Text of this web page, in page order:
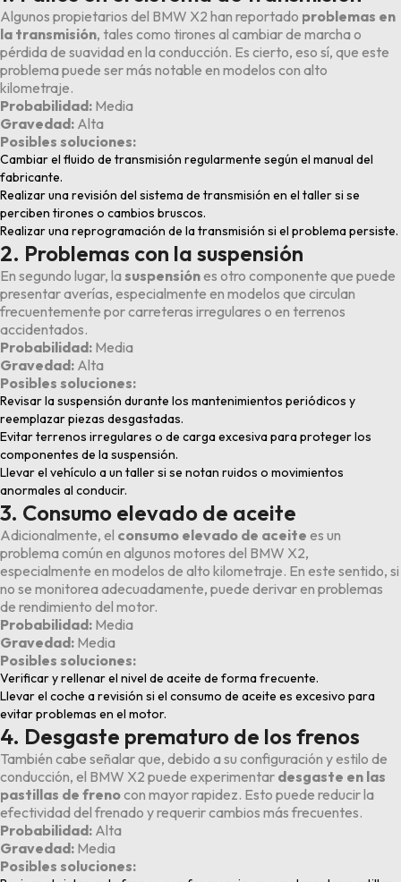
Algunos propietarios del BMW X2 han reportado problemas en
la transmisión, tales como tirones al cambiar de marcha o
pérdida de suavidad en la conducción. Es cierto, eso sí, que este
problema puede ser más notable en modelos con alto
kilometraje.
Probabilidad: Media
Gravedad: Alta
Posibles soluciones:
Cambiar el fluido de transmisión regularmente según el manual del
fabricante.
Realizar una revisión del sistema de transmisión en el taller si se
perciben tirones o cambios bruscos.
Realizar una reprogramación de la transmisión si el problema persiste.
2. Problemas con la suspensión
En segundo lugar, lasuspensiónes otro componente que puede
presentar averías, especialmente en modelos que circulan
frecuentemente por carreteras irregulares o en terrenos
accidentados.
Probabilidad: Media
Gravedad: Alta
Posibles soluciones:
Revisar la suspensión durante los mantenimientos periódicos y
reemplazar piezas desgastadas.
Evitar terrenos irregulares o de carga excesiva para proteger los
componentes de la suspensión.
Llevar el vehículo a un taller si se notan ruidos o movimientos
anormales al conducir.
3. Consumo elevado de aceite
Adicionalmente, el consumo elevado de aceite es un
problema común en algunos motores del BMW X2,
especialmente en modelos de alto kilometraje. En este sentido, si
no se monitorea adecuadamente, puede derivar en problemas
de rendimiento del motor.
Probabilidad: Media
Gravedad: Media
Posibles soluciones:
Verificar y rellenar el nivel de aceite de forma frecuente.
Llevar el coche a revisión si el consumo de aceite es excesivo para
evitar problemas en el motor.
4. Desgaste prematuro de los frenos
También cabe señalar que, debido a su configuración y estilo de
conducción, el BMW X2 puede experimentar desgaste en las
pastillas de frenocon mayor rapidez. Esto puede reducir la
efectividad del frenado y requerir cambios más frecuentes.
Probabilidad: Alta
Gravedad: Media
Posibles soluciones: